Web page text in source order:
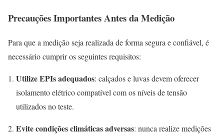
Precauções Importantes Antes da Medição
Para que a medição seja realizada de forma segura e confiável, é
necessário cumprir os seguintes requisitos:
Utilize EPIs adequados: calçados e luvas devem oferecer
isolamento elétrico compatível com os níveis de tensão
utilizados no teste.
Evite condições climáticas adversas: nunca realize medições